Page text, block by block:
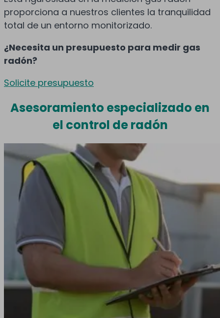
proporciona a nuestros clientes la tranquilidad
total de un entorno monitorizado.
¿Necesita un presupuesto para medir gas
radón?
Solicite presupuesto
Asesoramiento especializado en
el control de radón